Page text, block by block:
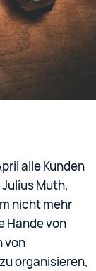
alle Kunden
Muth,
nicht mehr
Hände von
von
organisieren,